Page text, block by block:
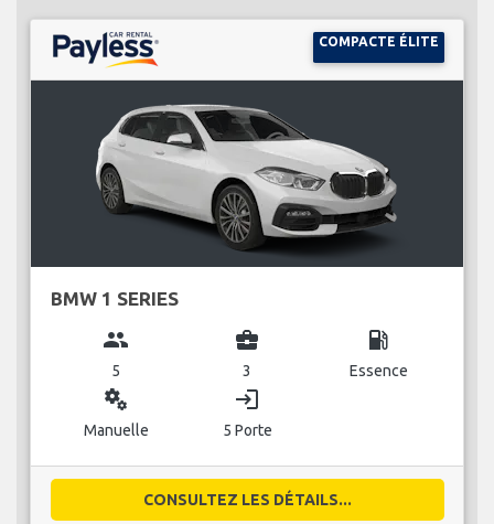
COMPACTE ÉLITE
BMW 1 SERIES
group
5
business_center
3
local_gas_station
Essence
miscellaneous_services
Manuelle
login
5 Porte
CONSULTEZ LES DÉTAILS...